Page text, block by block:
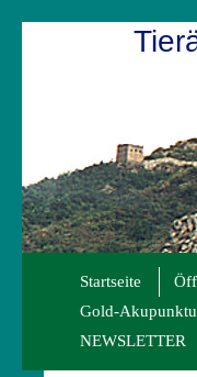
Startseite
Gold-
NEWSLETTER